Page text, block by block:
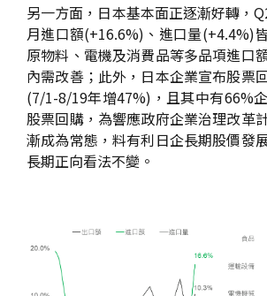
另一方面，日本基本面正逐漸好轉，
月進口額(+16.6%)、進口量(+4.4%)
原物料、電機及消費品等多品項進口
內需改善；此外，日本企業宣布股票
(7/1-8/19年增47%)，且其中有66%
股票回購，為響應政府企業治理改革
漸成為常態，料有利日企長期股價發
長期正向看法不變。